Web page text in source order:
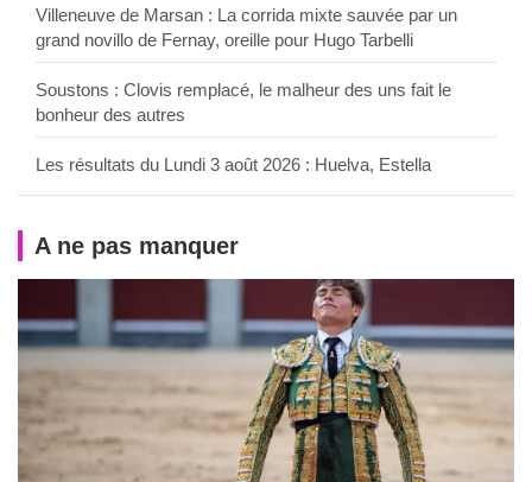
Villeneuve de Marsan : La corrida mixte sauvée par un
grand novillo de Fernay, oreille pour Hugo Tarbelli
Soustons : Clovis remplacé, le malheur des uns fait le
bonheur des autres
Les résultats du Lundi 3 août 2026 : Huelva, Estella
A ne pas manquer